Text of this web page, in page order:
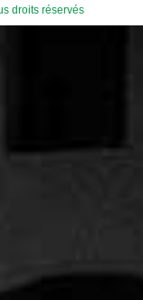
droits réservés